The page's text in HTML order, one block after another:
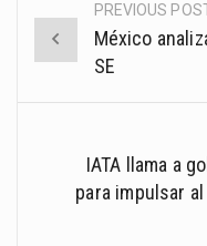
Post
navigation
PREVIOUS
México
SE
IATA llama a
para impulsar